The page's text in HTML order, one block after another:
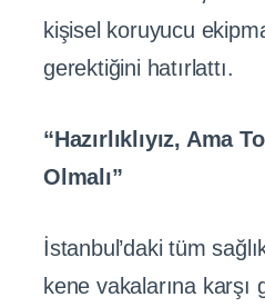
kişisel koruyucu
gerektiğini hatırlattı.
“Hazırlıklıyız, Ama
Olmalı”
İstanbul’daki tüm
kene vakalarına karşı